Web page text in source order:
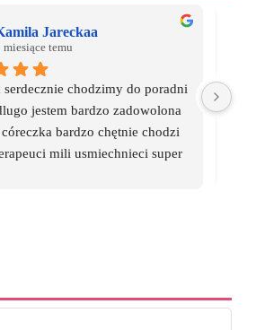
Jareckaa
miesiące temu
serdecznie chodzimy do poradni
jestem bardzo zadowolona
córeczka bardzo chętnie chodzi
mili usmiechnieci super
W